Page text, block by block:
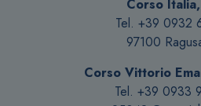
Corso
Tel. +39 0932
97100
Corso Vittorio
Tel. +39 0933